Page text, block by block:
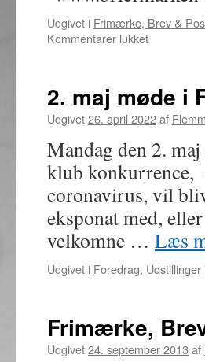
Udgivet i Frimærke, Brev &
Kommentarer lukkettil
&
Postkort
2022
2. maj møde i
Udgivet26. april 2022af
Mandag den 2.
klub konkurrence,
coronavirus, vil
eksponat med,
velkomne … Læs
Udgivet i Foredrag, Udstillinger
Frimærke,
Udgivet24. september 2013 af